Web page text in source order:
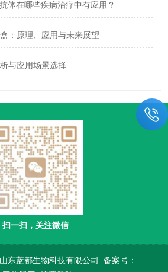
体在哪些疾病治疗中有应用？
：原理、应用与未来展望
与应用场景选择
扫一扫，关注微信
东蓝都生物科技有限公司 备案号：